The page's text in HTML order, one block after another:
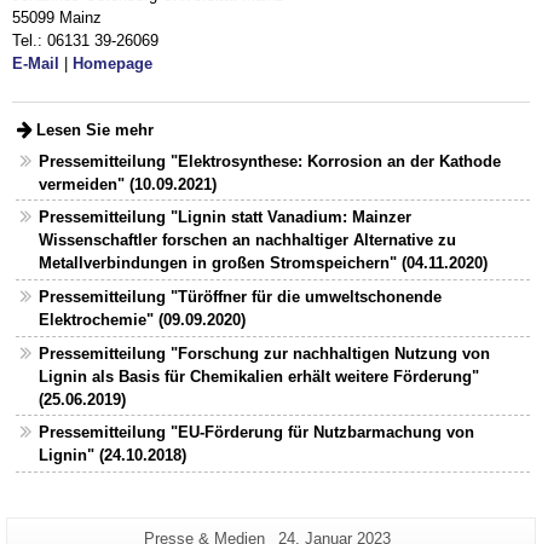
55099 Mainz
Tel.: 06131 39-26069
E-Mail | Homepage
Lesen Sie mehr
Pressemitteilung "Elektrosynthese: Korrosion an der Kathode
vermeiden" (10.09.2021)
Pressemitteilung "Lignin statt Vanadium: Mainzer
Wissenschaftler forschen an nachhaltiger Alternative zu
Metallverbindungen in großen Stromspeichern" (04.11.2020)
Pressemitteilung "Türöffner für die umweltschonende
Elektrochemie" (09.09.2020)
Pressemitteilung "Forschung zur nachhaltigen Nutzung von
Lignin als Basis für Chemikalien erhält weitere Förderung"
(25.06.2019)
Pressemitteilung "EU-Förderung für Nutzbarmachung von
Lignin" (24.10.2018)
Zusätzliche
Seiten-
Presse & Medien Letzte
24. Januar 2023